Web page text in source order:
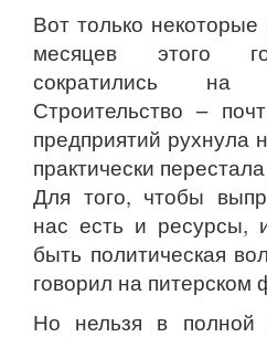
Вот только
месяцев этого
сократились на
Строительство –
предприятий рухнула
практически
Для того, чтобы
нас есть и
быть политическая
говорил на питерском
Но нельзя в полной